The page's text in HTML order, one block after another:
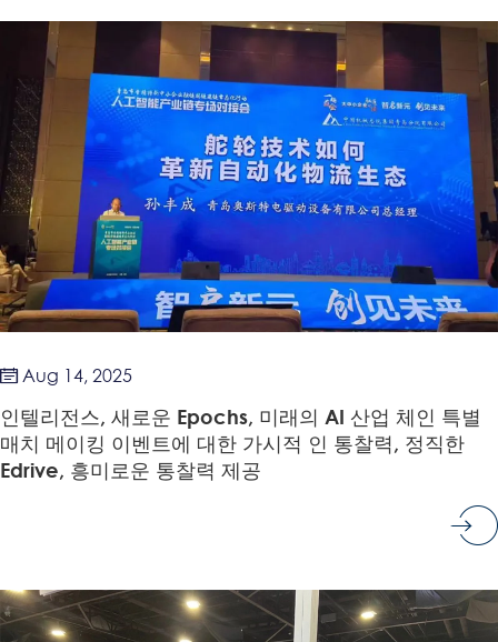
 Aug 14, 2025
인텔리전스, 새로운 Epochs, 미래의 AI 산업 체인 특별
매치 메이킹 이벤트에 대한 가시적 인 통찰력, 정직한
Edrive, 흥미로운 통찰력 제공